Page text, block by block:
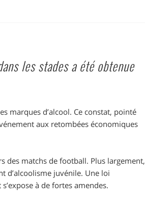
les stades a été obtenue
marques d’alcool. Ce constat, pointé
aux retombées économiques
des matchs de football. Plus largement,
d’alcoolisme juvénile. Une loi
à de fortes amendes.